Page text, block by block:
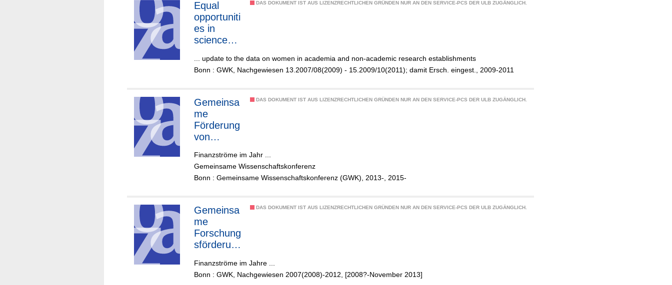
DAS DOKUMENT IST AUS LIZENZRECHTLICHEN GRÜNDEN NUR AN DEN SERVICE-PCS DER ULB ZUGÄNGLICH.
Equal
opportuniti
es in
science
research
... update to the data on women in academia and non-academic research establishments
Bonn : GWK, Nachgewiesen 13.2007/08(2009) - 15.2009/10(2011); damit Ersch. eingest., 2009-2011
DAS DOKUMENT IST AUS LIZENZRECHTLICHEN GRÜNDEN NUR AN DEN SERVICE-PCS DER ULB ZUGÄNGLICH.
Gemeinsa
me
Förderung
von
aft und
Forschung
durch
Länder
Finanzströme im Jahr ...
Gemeinsame Wissenschaftskonferenz
Bonn : Gemeinsame Wissenschaftskonferenz (GWK), 2013-, 2015-
DAS DOKUMENT IST AUS LIZENZRECHTLICHEN GRÜNDEN NUR AN DEN SERVICE-PCS DER ULB ZUGÄNGLICH.
Gemeinsa
me
Forschung
sförderung
Bundes
und der
Finanzströme im Jahre ...
Bonn : GWK, Nachgewiesen 2007(2008)-2012, [2008?-November 2013]